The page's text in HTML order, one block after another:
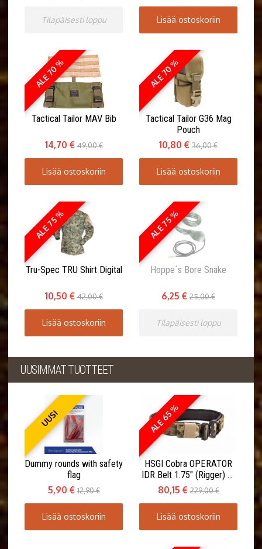
Tilapäisesti loppu Lisää ostoskoriin
ALE 70 %
Tactical Tailor MAV Bib
14,70 € 49,00 €
Lisää ostoskoriin
ALE 70 %
Tactical Tailor G36 Mag
Pouch
10,80 € 36,00 €
Lisää ostoskoriin
ALE 75 %
Tru-Spec TRU Shirt Digital
10,50 € 42,00 €
Lisää ostoskoriin
ALE 75 %
Hoppe´s Bore Snake
6,25 € 25,00 €
Tilapäisesti loppu
UUSIMMAT TUOTTEET
UUSI
Dummy rounds with safety
flag
5,90 € 12,90 €
Lisää ostoskoriin
ALE 65 %
HSGI Cobra OPERATOR
IDR Belt 1.75" (Rigger) w.
Inner Belt
80,15 € 229,00 €
Lisää ostoskoriin